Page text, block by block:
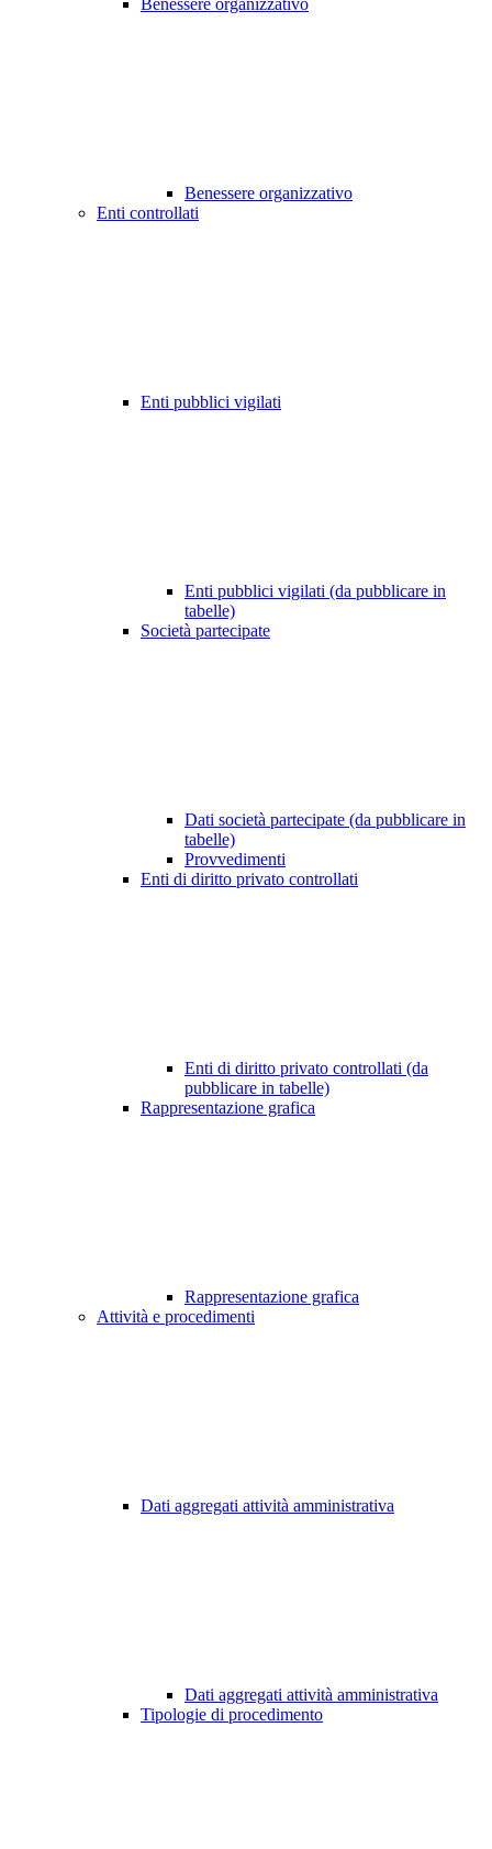
Benessere organizzativo
Benessere organizzativo
Enti controllati
Enti pubblici vigilati
Enti pubblici vigilati (da pubblicare in
tabelle)
Società partecipate
Dati società partecipate (da pubblicare in
tabelle)
Provvedimenti
Enti di diritto privato controllati
Enti di diritto privato controllati (da
pubblicare in tabelle)
Rappresentazione grafica
Rappresentazione grafica
Attività e procedimenti
Dati aggregati attività amministrativa
Dati aggregati attività amministrativa
Tipologie di procedimento